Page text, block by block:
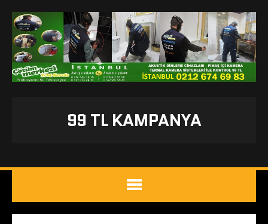
99 TL KAMPANYA